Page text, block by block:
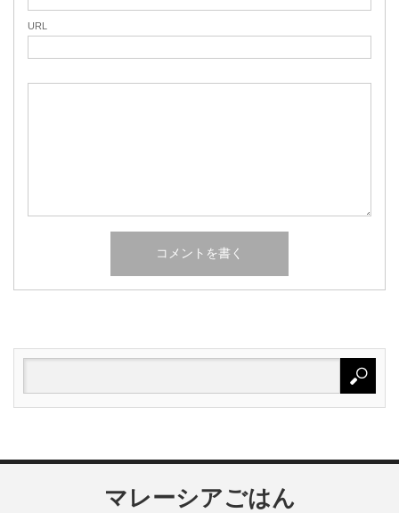
URL
マレーシアごはん